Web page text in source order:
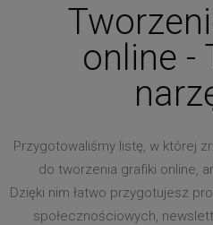
online -
Przygotowaliśmy listę, w której
do tworzenia grafiki online,
Dzięki nim łatwo przygotujesz
społecznościowych,